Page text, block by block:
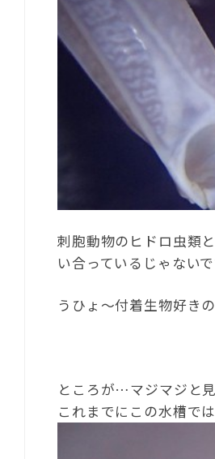
刺胞動物のヒドロ虫類
い合っているじゃないで
うひょ～付着生物好き
ところが…マジマジと
これまでにこの水槽で